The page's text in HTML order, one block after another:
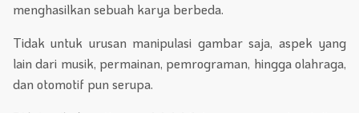
menghasilkan sebuah karya berbeda.
Tidak untuk urusan manipulasi gambar saja, aspek yang
lain dari musik, permainan, pemrograman, hingga olahraga,
dan otomotif pun serupa.